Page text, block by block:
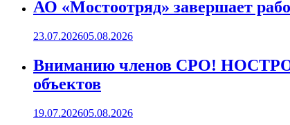
АО «Мостоотряд» завершает
23.07.202605.08.2026
Вниманию членов СРО! НОСТРОЙ
объектов
19.07.202605.08.2026